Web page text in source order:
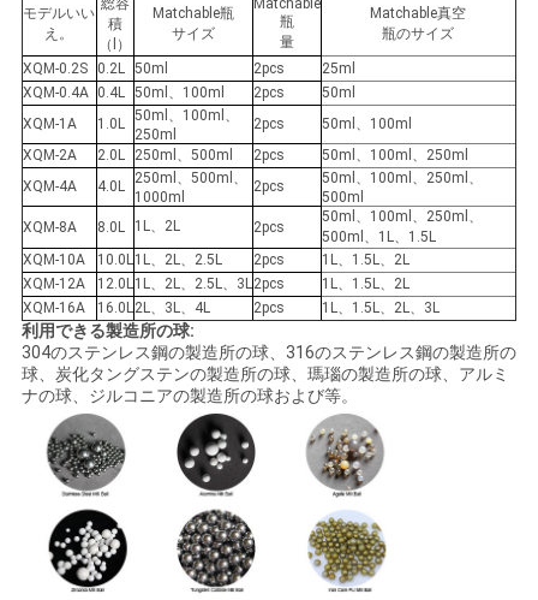
モデルいい
え。
総容
積
（l）
Matchable瓶
サイズ
Matchable
瓶
量
Matchable真空
瓶のサイズ
XQM-0.2S 0.2L 50ml 2pcs
25ml
XQM-0.4A 0.4L 50ml、100ml 2pcs
50ml
XQM-1A
1.0L 50ml、100ml、
250ml
2pcs
50ml、100ml
XQM-2A
2.0L 250ml、500ml 2pcs
50ml、100ml、250ml
XQM-4A
4.0L
250ml、500ml、
1000ml
2pcs
50ml、100ml、250ml、
500ml
XQM-8A
8.0L 1L、2L 2pcs
50ml、100ml、250ml、
500ml、1L、1.5L
XQM-10A
10.0L1L、2L、2.5L 2pcs
1L、1.5L、2L
XQM-12A
12.0L1L、2L、2.5L、3L2pcs
1L、1.5L、2L
XQM-16A
16.0L2L、3L、4L 2pcs 1L、1.5L、2L、3L
利用できる製造所の球:
304のステンレス鋼の製造所の球、316のステンレス鋼の製造所の
球、炭化タングステンの製造所の球、瑪瑙の製造所の球、アルミ
ナの球、ジルコニアの製造所の球および等。